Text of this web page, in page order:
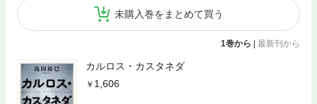
未購入巻をまとめて買う
1巻から | 最新刊から
カルロス・カスタネダ
1,606